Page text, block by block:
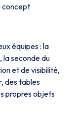
concept
équipes : la
la seconde du
et de visibilité,
des tables
propres objets